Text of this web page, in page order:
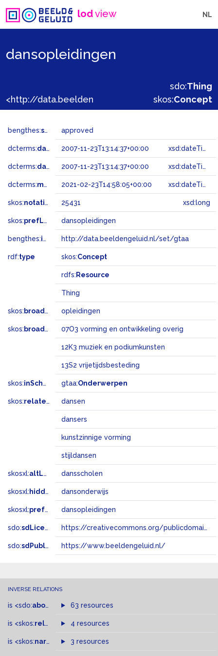
lodview NL
dansopleidingen
sdo:Thing
skos:Concept
bengthes:status approved
dcterms:dateAccepted 2007-11-23T13:14:37+00:00 xsd:dateTime
dcterms:dateSubmitted 2007-11-23T13:14:37+00:00 xsd:dateTime
dcterms:modified 2021-02-23T14:58:05+00:00 xsd:dateTime
skos:notation 25431 xsd:long
skos:prefLabel dansopleidingen
bengthes:inSet http://data.beeldengeluid.nl/set/gtaa
rdf:type skos:Concept
rdfs: Resource
Thing
skos: broader opleidingen
skos: broadMatch 07O3 vorming en ontwikkeling overig
12K3 muziek en podiumkunsten
13S2 vrijetijdsbesteding
skos:inScheme gtaa:Onderwerpen
skos:related dansen
dansers
kunstzinnige vorming
stijldansen
skosxl:altLabel dansscholen
skosxl: hiddenLabel dansonderwijs
skosxl:prefLabel dansopleidingen
sdo:sdLicense https://creativecommons.org/publicdomain/zero/1.0/
sdo:sdPublisher https://www.beeldengeluid.nl/
INVERSE RELATIONS
is <sdo:about of 63 resources
is <skos:related > of4 resources
is <skos:narrowMatch >of
3 resources